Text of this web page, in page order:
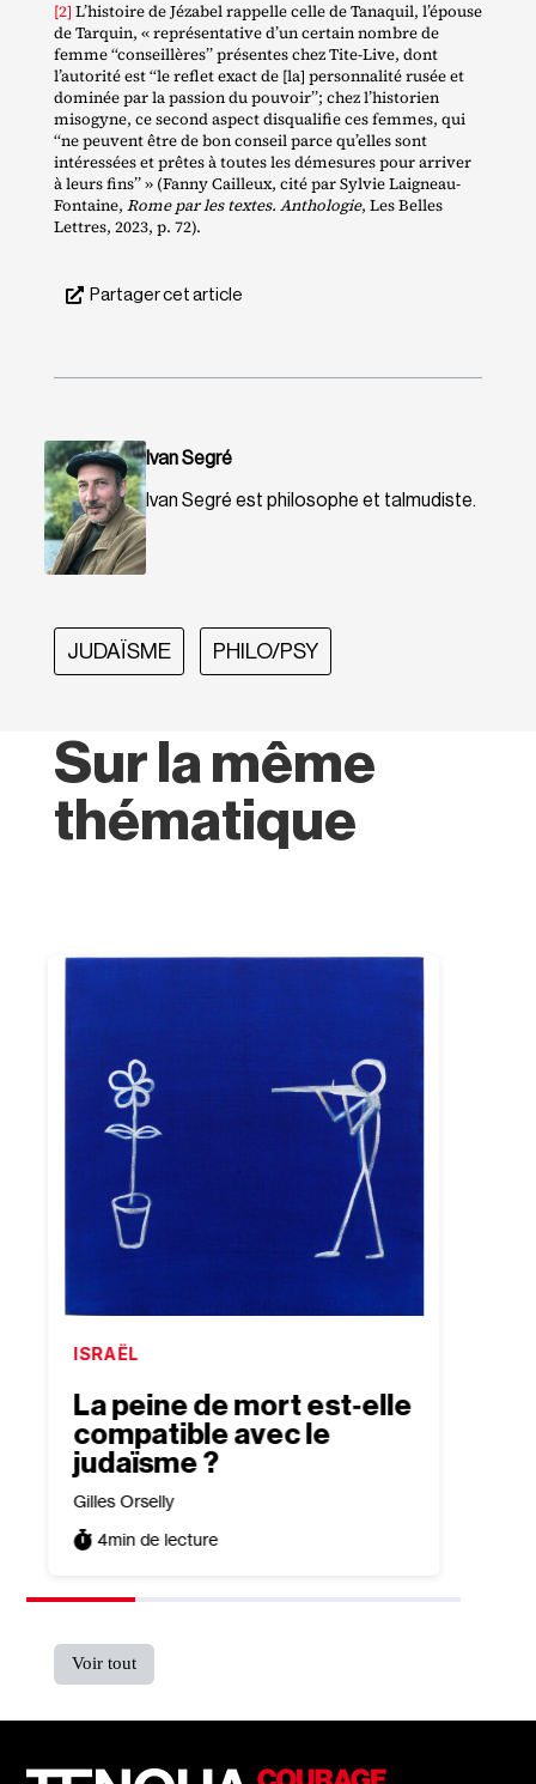
[2] L’histoire de Jézabel rappelle celle de Tanaquil, l’épouse
de Tarquin, « représentative d’un certain nombre de
femme ‘‘conseillères’’ présentes chez Tite‐​Live, dont
l’autorité est ‘‘le reflet exact de [la] personnalité rusée et
dominée par la passion du pouvoir’’; chez l’historien
misogyne, ce second aspect disqualifie ces femmes, qui
‘‘ne peuvent être de bon conseil parce qu’elles sont
intéressées et prêtes à toutes les démesures pour arriver
à leurs fins’’ » (Fanny Cailleux, cité par Sylvie Laigneau‐​
Fontaine, Rome par les textes. Anthologie, Les Belles
Lettres, 2023, p. 72).
Partager cet article
Ivan Segré
Ivan Segré est philosophe et talmudiste.
JUDAÏSME PHILO/PSY
Sur la même
thématique
ISRAËL
La peine de mort est‐​elle
compatible avec le
judaïsme ?
Gilles Orselly
4min de lecture
Voir tout